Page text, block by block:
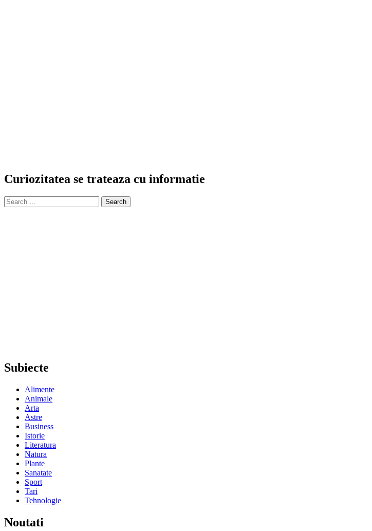
Curiozitatea se trateaza cu informatie
Search
for:
Subiecte
Alimente
Animale
Arta
Astre
Business
Istorie
Literatura
Natura
Plante
Sanatate
Sport
Tari
Tehnologie
Noutati